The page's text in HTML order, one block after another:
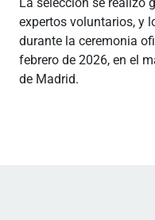
expertos voluntarios, y
durante la ceremonia
febrero de 2026, en el
de Madrid.